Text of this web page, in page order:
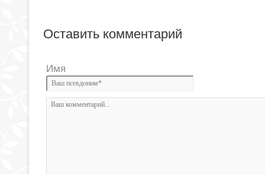
Оставить комментарий
Имя